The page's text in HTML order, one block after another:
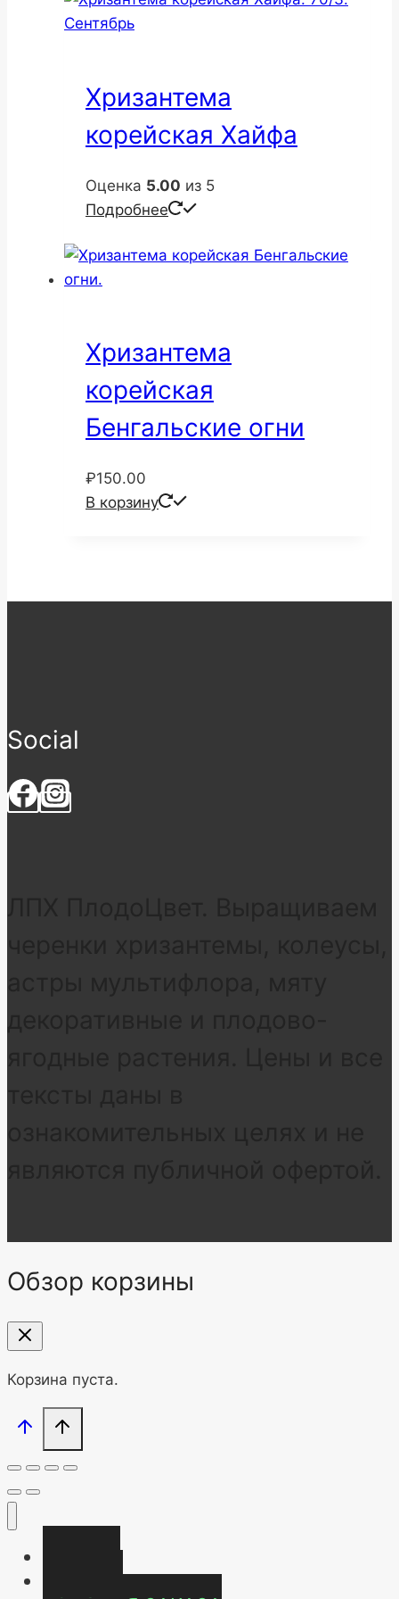
Хризантема
корейская Хайфа
Оценка 5.00 из 5
Подробнее
Хризантема
корейская
Бенгальские огни
₽150.00
В корзину
Social
Обзор корзины
Корзина пуста.